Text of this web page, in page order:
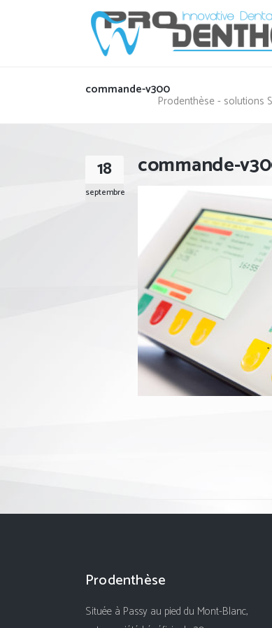
commande-v300
Prodenthèse - solutions
18
septembre
commande-
Prodenthèse
Située à Passy au pied du Mont-Blanc,